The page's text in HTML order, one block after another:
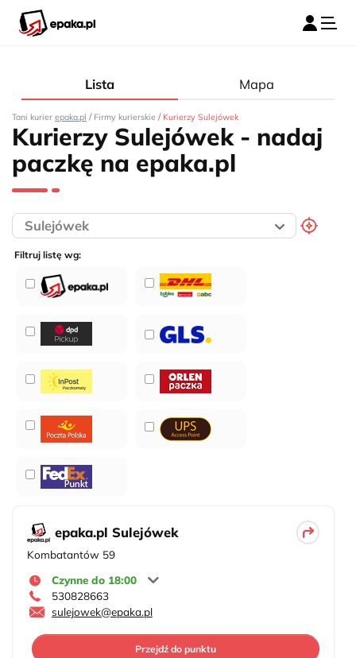
Lista Mapa
Tani kurier epaka.pl / Firmy kurierskie / Kurierzy Sulejówek
Kurierzy Sulejówek - nadaj
paczkę na epaka.pl
Filtruj listę wg:
epaka.pl Sulejówek
Kombatantów 59
Czynne do 18:00
530828663
sulejowek@epaka.pl
Przejdź do punktu